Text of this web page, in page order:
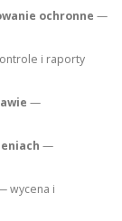
ochronne —
i raporty
—
—
wycena i